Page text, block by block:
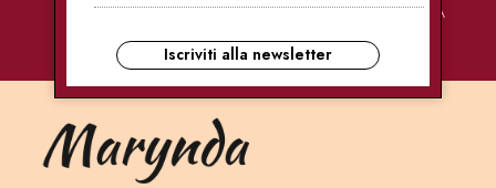
PAGAMENTI
CONSEGNE
ULTRA RAPIDE
ASSISTENZA
Iscriviti alla newsletter